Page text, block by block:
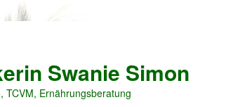
Swanie Simon
TCVM, Ernährungsberatung